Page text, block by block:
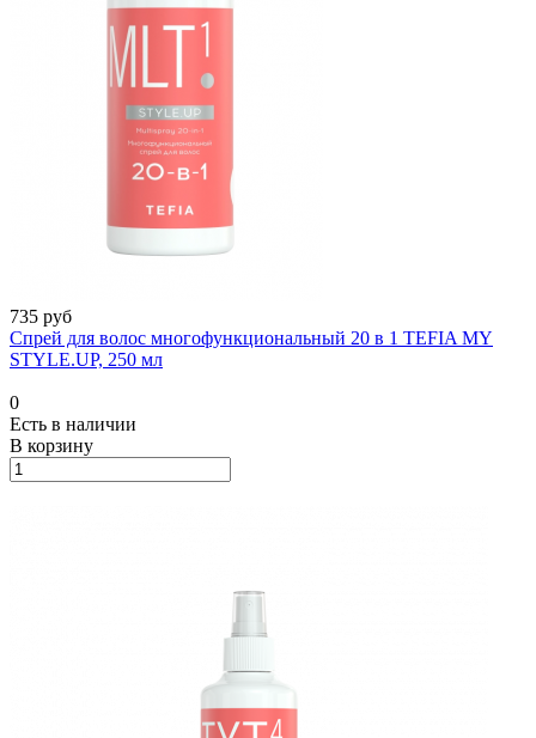
735 руб
Спрей для волос многофункциональный 20 в 1 TEFIA MY
STYLE.UP, 250 мл
0
Есть в наличии
В корзину